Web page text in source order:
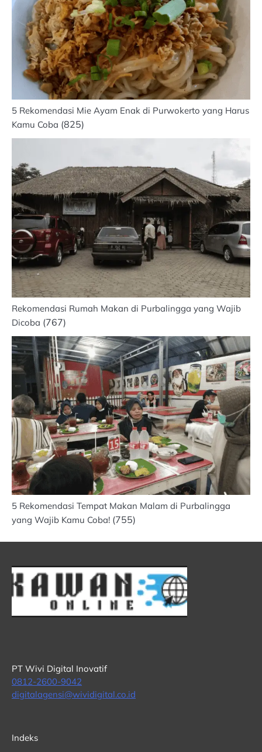
5 Rekomendasi Mie Ayam Enak di Purwokerto yang Harus
Kamu Coba (825)
Rekomendasi Rumah Makan di Purbalingga yang Wajib
Dicoba (767)
5 Rekomendasi Tempat Makan Malam di Purbalingga
yang Wajib Kamu Coba! (755)
PT Wivi Digital Inovatif
0812-2600-9042
digitalagensi@wividigital.co.id
Indeks